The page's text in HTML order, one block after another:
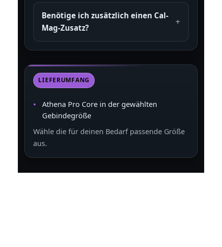
Benötige ich zusätzlich einen Cal-
Mag-Zusatz?
LIEFERUMFANG
Athena Pro Core in der gewählten
Gebindegröße
Wähle die für deinen Bedarf passende Größe
aus.